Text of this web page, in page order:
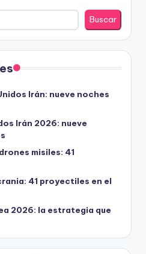
Buscar
Irán: nueve noches
Irán 2026: nueve
misiles: 41
41 proyectiles en el
2026: la estrategia que